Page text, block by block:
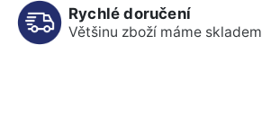
Rychlé doručení
Většinu zboží máme skladem